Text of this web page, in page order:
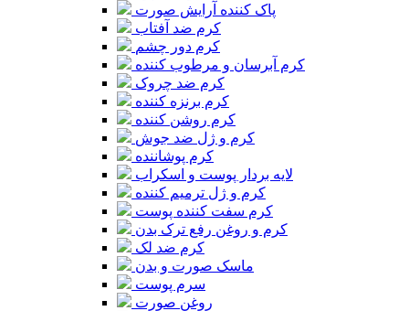
پاک کننده آرایش صورت
کرم ضد آفتاب
کرم دور چشم
کرم آبرسان و مرطوب کننده
کرم ضد چروک
کرم برنزه کننده
کرم روشن کننده
کرم و ژل ضد جوش
کرم پوشاننده
لایه بردار پوست و اسکراب
کرم و ژل ترمیم کننده
کرم سفت کننده پوست
کرم و روغن رفع ترک بدن
کرم ضد لک
ماسک صورت و بدن
سرم پوست
روغن صورت